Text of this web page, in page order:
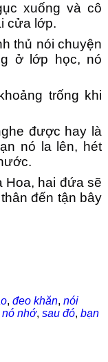
xuống và cô
cửa lớp.
thủ nói chuyện
ở lớp học, nó
trống khi
được hay là
nó la lên, hét
Hoa, hai đứa sẽ
đến tận bây
, đeo khăn, nói
nó nhớ, sau đó, bạn